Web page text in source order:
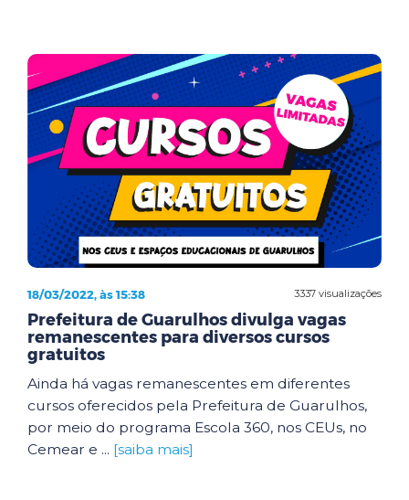
3337 visualizações
18/03/2022, às 15:38
Prefeitura de Guarulhos divulga vagas
remanescentes para diversos cursos
gratuitos
Ainda há vagas remanescentes em diferentes
cursos oferecidos pela Prefeitura de Guarulhos,
por meio do programa Escola 360, nos CEUs, no
Cemear e ... [saiba mais]